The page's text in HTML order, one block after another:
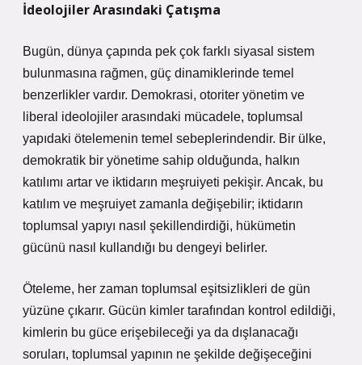
İdeolojiler Arasındaki Çatışma
Bugün, dünya çapında pek çok farklı siyasal sistem
bulunmasına rağmen, güç dinamiklerinde temel
benzerlikler vardır. Demokrasi, otoriter yönetim ve
liberal ideolojiler arasındaki mücadele, toplumsal
yapıdaki ötelemenin temel sebeplerindendir. Bir ülke,
demokratik bir yönetime sahip olduğunda, halkın
katılımı artar ve iktidarın meşruiyeti pekişir. Ancak, bu
katılım ve meşruiyet zamanla değişebilir; iktidarın
toplumsal yapıyı nasıl şekillendirdiği, hükümetin
gücünü nasıl kullandığı bu dengeyi belirler.
Öteleme, her zaman toplumsal eşitsizlikleri de gün
yüzüne çıkarır. Gücün kimler tarafından kontrol edildiği,
kimlerin bu güce erişebileceği ya da dışlanacağı
soruları, toplumsal yapının ne şekilde değişeceğini